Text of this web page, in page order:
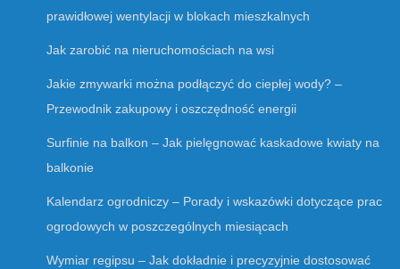
prawidłowej wentylacji w blokach mieszkalnych
Jak zarobić na nieruchomościach na wsi
Jakie zmywarki można podłączyć do ciepłej wody? –
Przewodnik zakupowy i oszczędność energii
Surfinie na balkon – Jak pielęgnować kaskadowe kwiaty na
balkonie
Kalendarz ogrodniczy – Porady i wskazówki dotyczące prac
ogrodowych w poszczególnych miesiącach
Wymiar regipsu – Jak dokładnie i precyzyjnie dostosować